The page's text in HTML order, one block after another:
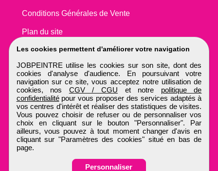
Les cookies permettent d'améliorer votre navigation
JOBPEINTRE utilise les cookies sur son site, dont des
cookies d'analyse d'audience. En poursuivant votre
navigation sur ce site, vous acceptez notre utilisation de
cookies, nos CGV / CGU et notre politique de
confidentialitépour vous proposer des services adaptés à
vos centres d'intérêt et réaliser des statistiques de visites.
Vous pouvez choisir de refuser ou de personnaliser vos
choix en cliquant sur le bouton "Personnaliser". Par
ailleurs, vous pouvez à tout moment changer d'avis en
cliquant sur "Paramètres des cookies" situé en bas de
page.
Personnaliser
Conditions Générales de Vente
Plan du site